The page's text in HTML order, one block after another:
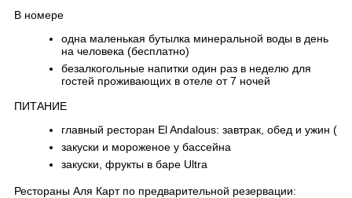
В номере
одна маленькая бутылка минеральной воды в день
на человека (бесплатно)
безалкогольные напитки один раз в неделю для
гостей проживающих в отеле от 7 ночей
ПИТАНИЕ
главный ресторан El Andalous: завтрак, обед и ужин (
закуски и мороженое у бассейна
закуски, фрукты в баре Ultra
Рестораны Аля Карт по предварительной резервации: